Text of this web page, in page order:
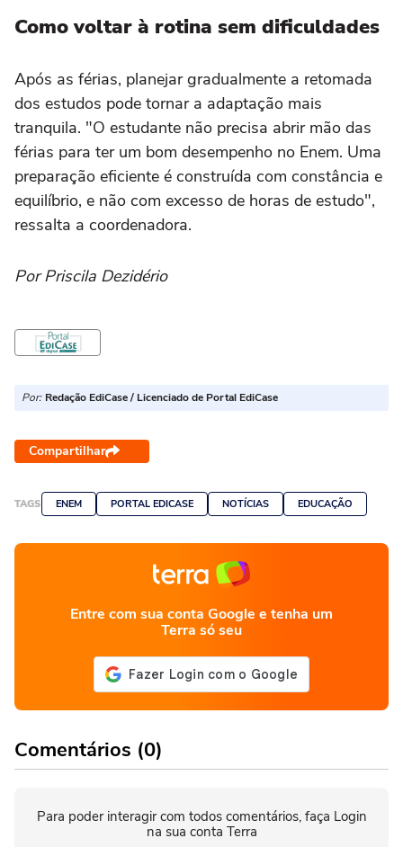
Como voltar à rotina sem dificuldades
Após as férias, planejar gradualmente a retomada
dos estudos pode tornar a adaptação mais
tranquila. "O estudante não precisa abrir mão das
férias para ter um bom desempenho no Enem. Uma
preparação eficiente é construída com constância e
equilíbrio, e não com excesso de horas de estudo",
ressalta a coordenadora.
Por Priscila Dezidério
Por: Redação EdiCase / Licenciado de Portal EdiCase
Compartilhar
TAGS ENEM PORTAL EDICASE NOTÍCIAS EDUCAÇÃO
Entre com sua conta Google e tenha um
Terra só seu
Comentários (0)
Para poder interagir com todos comentários, faça Login
na sua conta Terra